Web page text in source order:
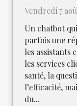
Vendredi 7
Un chatbot
parfois une
les assistants
les services
santé, la
l’efficacité,
du...